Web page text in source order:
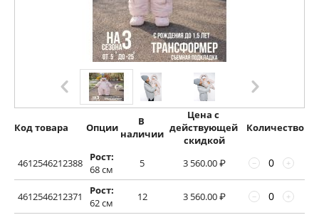
Код товара Опции
В
наличии
Цена с
действующей
скидкой
Количество
4612546212388
Рост:
68 см
5 3 560.00₽ +
−
4612546212371
Рост:
62 см
12 3 560.00₽ +
−